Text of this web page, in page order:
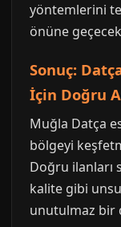
yöntemlerini
önüne
Sonuç:
İçin Doğru
Muğla Datça
bölgeyi
Doğru ilanları
kalite gibi
unutulmaz bir